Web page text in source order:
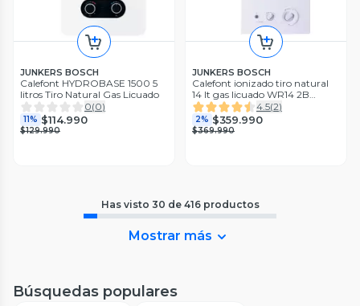
JUNKERS BOSCH
Calefont HYDROBASE 1500 5
litros Tiro Natural Gas Licuado
0(0)
11% $114.990
$129.990
JUNKERS BOSCH
Calefont ionizado tiro natural
14 lt gas licuado WR14 2B
Junkers
4.5(2)
2% $359.990
$369.990
Has visto 30 de 416 productos
Mostrar más
Búsquedas populares